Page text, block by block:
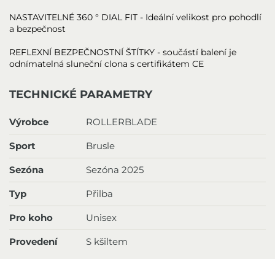
NASTAVITELNÉ 360 ° DIAL FIT - Ideální velikost pro pohodlí
a bezpečnost
REFLEXNÍ BEZPEČNOSTNÍ ŠTÍTKY - součástí balení je
odnímatelná sluneční clona s certifikátem CE
TECHNICKÉ PARAMETRY
Výrobce ROLLERBLADE
Sport Brusle
Sezóna Sezóna 2025
Typ Přilba
Pro koho Unisex
Provedení S kšiltem